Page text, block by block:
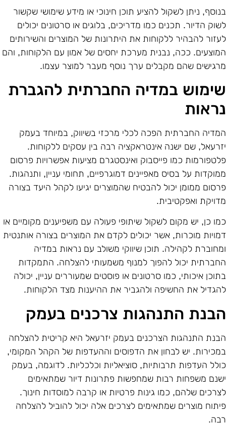
ניתן לשקול להציע תוכן חינוכי או מידע שימושי שקשור
הדיור. תכנים כמו מדריכים, בלוגים או סרטונים יכולים
להבהיר ללקוחות את היתרונות של המוצרים והשירותים
ככה, נבנית מערכת יחסים של אמון עם הלקוחות, והם
שהם מקבלים ערך נוסף מעבר למוצר עצמו.
במדיה החברתית להגברת
החברתית הפכה לכלי מרכזי בשיווק, במיוחד בעמק
שם ישנה אינטראקציה רבה בין עסקים ללקוחות.
כמו פייסבוק ואינסטגרם מציעות אפשרויות פרסום
על בסיס מאפיינים דמוגרפיים, תחומי עניין, ותנהגות.
ממומן יכול להבטיח שהמוצרים יגיעו לקהל היעד בצורה
ואפקטיבית.
כן, יש מקום לשקול שיתופי פעולה עם משפיענים מקומיים או
מוכרות, אשר יכולים לקדם את המוצרים בצורה אותנטית
לקהילה. תוכן שיווקי משולב עם נראות במדיה
יכול להפוך למנוף משמעותי להצלחה. התמקדות
איכותי, כמו סרטונים או פוסטים שמעוררים עניין, יכולה
את החשיפה ולהגביר את ההיענות מצד הלקוחות.
התנהגות צרכנים בעמק
התנהגות הצרכנים בעמק יזרעאל היא קריטית להצלחה
יש לבחון את הדפוסים וההעדפות של הקהל המקומי,
העדפות תרבותיות, סוציאליות וכלכליות. לדוגמה, בעמק
משפחות רבות שמחפשות פתרונות דיור שמתאימים
שלהם, כמו גינות פרטיות או קרבה למוסדות חינוך.
מוצרים שמתאימים לצרכים אלה יכול להוביל להצלחה